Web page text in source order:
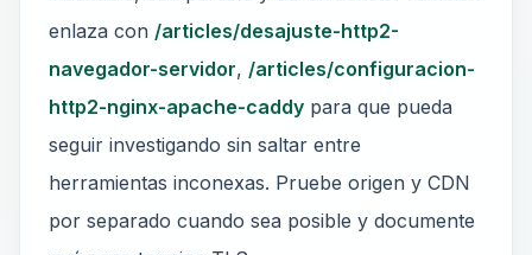
enlaza con /articles/desajuste-http2-
navegador-servidor, /articles/configuracion-
http2-nginx-apache-caddy para que pueda
seguir investigando sin saltar entre
herramientas inconexas. Pruebe origen y CDN
por separado cuando sea posible y documente